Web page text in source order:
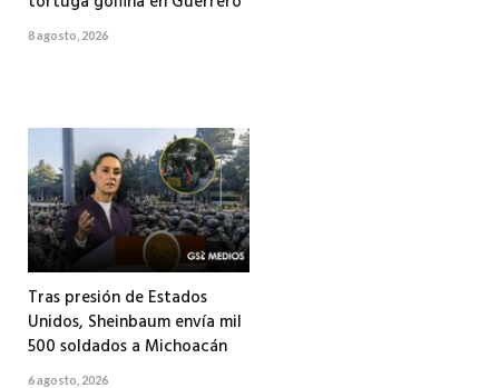
8 agosto, 2026
Tras presión de Estados
Unidos, Sheinbaum envía mil
500 soldados a Michoacán
6 agosto, 2026